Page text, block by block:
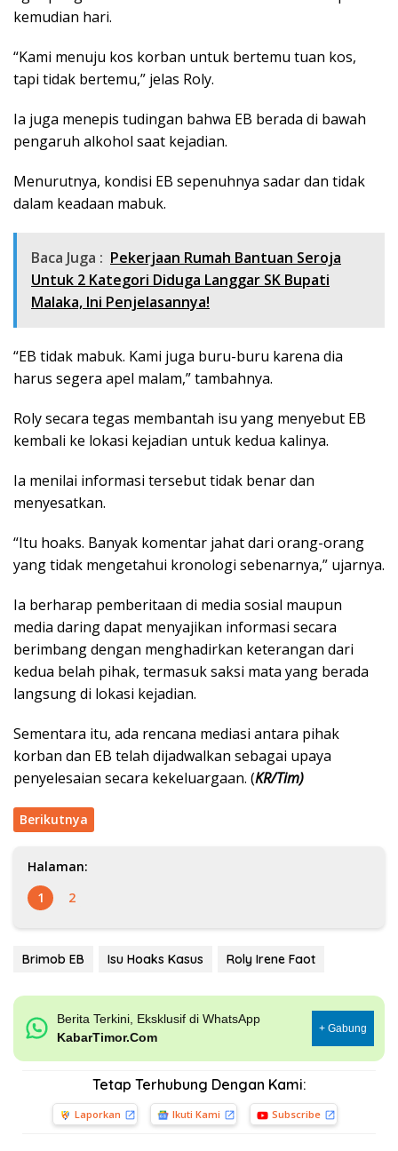
kemudian hari.
“Kami menuju kos korban untuk bertemu tuan kos,
tapi tidak bertemu,” jelas Roly.
Ia juga menepis tudingan bahwa EB berada di bawah
pengaruh alkohol saat kejadian.
Menurutnya, kondisi EB sepenuhnya sadar dan tidak
dalam keadaan mabuk.
Baca Juga : Pekerjaan Rumah Bantuan Seroja
Untuk 2 Kategori Diduga Langgar SK Bupati
Malaka, Ini Penjelasannya!
“EB tidak mabuk. Kami juga buru-buru karena dia
harus segera apel malam,” tambahnya.
Roly secara tegas membantah isu yang menyebut EB
kembali ke lokasi kejadian untuk kedua kalinya.
Ia menilai informasi tersebut tidak benar dan
menyesatkan.
“Itu hoaks. Banyak komentar jahat dari orang-orang
yang tidak mengetahui kronologi sebenarnya,” ujarnya.
Ia berharap pemberitaan di media sosial maupun
media daring dapat menyajikan informasi secara
berimbang dengan menghadirkan keterangan dari
kedua belah pihak, termasuk saksi mata yang berada
langsung di lokasi kejadian.
Sementara itu, ada rencana mediasi antara pihak
korban dan EB telah dijadwalkan sebagai upaya
penyelesaian secara kekeluargaan. (KR/Tim)
Berikutnya
Halaman:
1
2
Brimob EB Isu Hoaks Kasus Roly Irene Faot
Berita Terkini, Eksklusif di WhatsApp
KabarTimor.Com
+ Gabung
Tetap Terhubung Dengan Kami:
Laporkan Ikuti Kami Subscribe